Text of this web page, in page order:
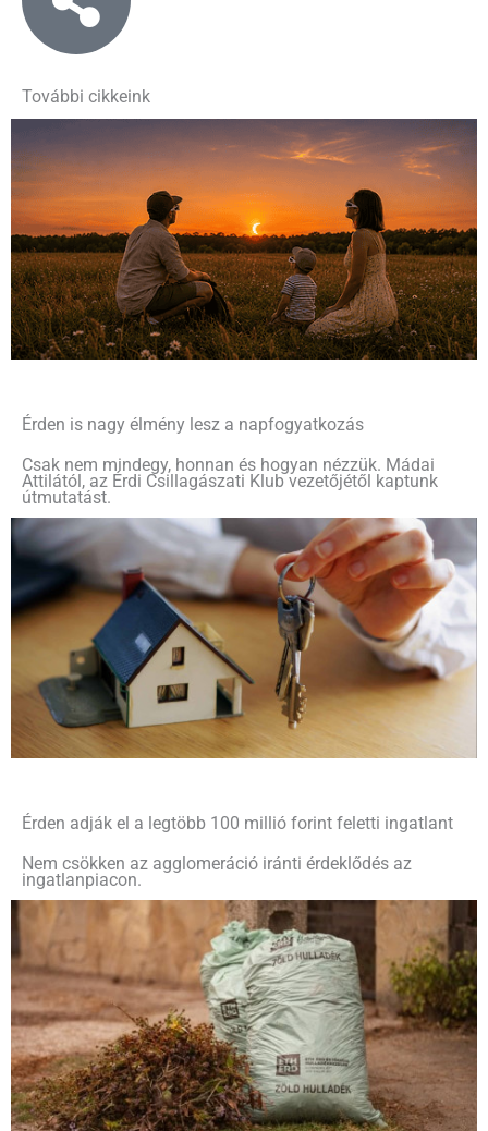
További cikkeink
Érden is nagy élmény lesz a napfogyatkozás
Csak nem mindegy, honnan és hogyan nézzük. Mádai
Attilától, az Érdi Csillagászati Klub vezetőjétől kaptunk
útmutatást.
Érden adják el a legtöbb 100 millió forint feletti ingatlant
Nem csökken az agglomeráció iránti érdeklődés az
ingatlanpiacon.